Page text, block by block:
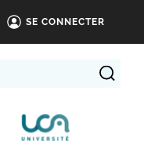
SE CONNECTER